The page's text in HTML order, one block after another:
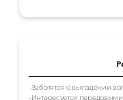
-Заботятся о выпадении
-Интересуется